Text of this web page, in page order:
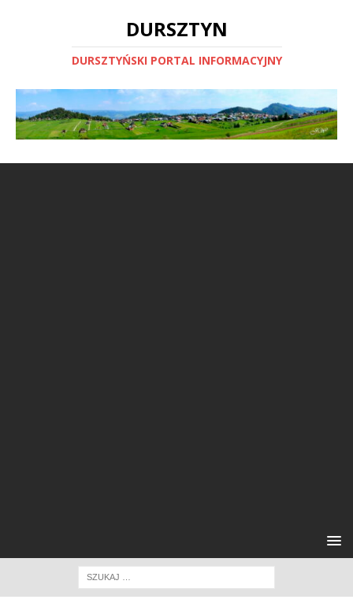
DURSZTYN
DURSZTYŃSKI PORTAL INFORMACYJNY